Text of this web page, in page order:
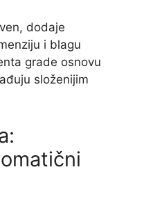
dodaje
i blagu
grade osnovu
složenijim